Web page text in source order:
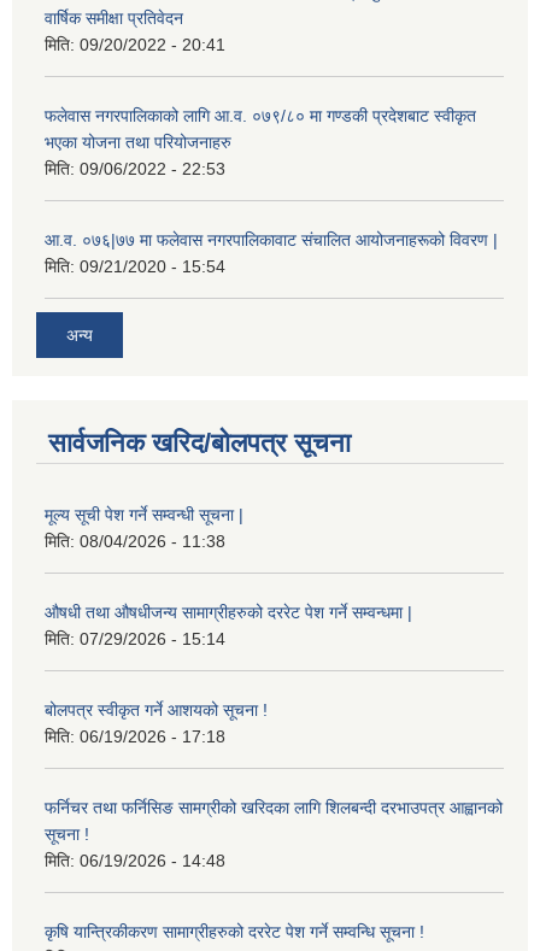
वार्षिक समीक्षा प्रतिवेदन
मिति: 09/20/2022 - 20:41
फलेवास नगरपालिकाको लागि आ.व. ०७९/८० मा गण्डकी प्रदेशबाट स्वीकृत
भएका योजना तथा परियोजनाहरु
मिति: 09/06/2022 - 22:53
आ.व. ०७६|७७ मा फलेवास नगरपालिकावाट संचालित आयोजनाहरूको विवरण |
मिति: 09/21/2020 - 15:54
अन्य
सार्वजनिक खरिद/बोलपत्र सूचना
मूल्य सूची पेश गर्ने सम्वन्धी सूचना |
मिति: 08/04/2026 - 11:38
औषधी तथा औषधीजन्य सामाग्रीहरुको दररेट पेश गर्ने सम्वन्धमा |
मिति: 07/29/2026 - 15:14
बोलपत्र स्वीकृत गर्ने आशयको सूचना !
मिति: 06/19/2026 - 17:18
फर्निचर तथा फर्निसिङ सामग्रीको खरिदका लागि शिलबन्दी दरभाउपत्र आह्वानको
सूचना !
मिति: 06/19/2026 - 14:48
कृषि यान्त्रिकीकरण सामाग्रीहरुको दररेट पेश गर्ने सम्वन्धि सूचना !